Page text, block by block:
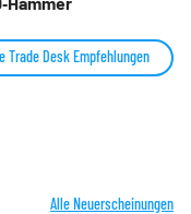
Trade Desk Empfehlungen
Alle Neuerscheinungen